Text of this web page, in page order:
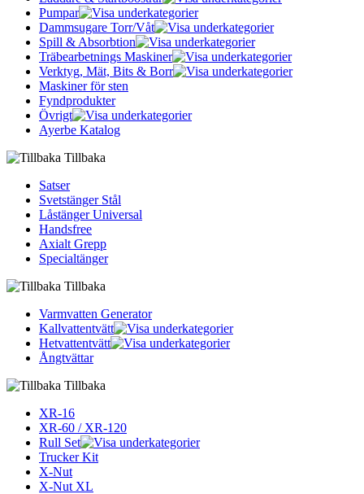
Pumpar
Dammsugare Torr/Våt
Spill & Absorbtion
Träbearbetnings Maskiner
Verktyg, Mät, Bits & Borr
Maskiner för sten
Fyndprodukter
Övrigt
Ayerbe Katalog
Tillbaka
Satser
Svetstänger Stål
Låstänger Universal
Handsfree
Axialt Grepp
Specialtänger
Tillbaka
Varmvatten Generator
Kallvattentvätt
Hetvattentvätt
Ångtvättar
Tillbaka
XR-16
XR-60 / XR-120
Rull Set
Trucker Kit
X-Nut
X-Nut XL